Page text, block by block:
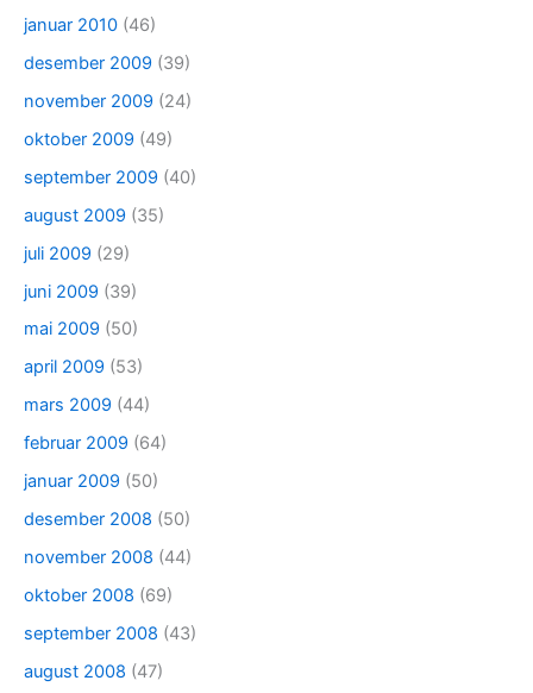
januar 2010 (46)
desember 2009 (39)
november 2009 (24)
oktober 2009 (49)
september 2009 (40)
august 2009 (35)
juli 2009 (29)
juni 2009 (39)
mai 2009 (50)
april 2009 (53)
mars 2009 (44)
februar 2009 (64)
januar 2009 (50)
desember 2008 (50)
november 2008 (44)
oktober 2008 (69)
september 2008 (43)
august 2008 (47)